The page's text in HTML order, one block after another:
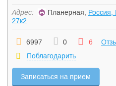
Адрес: Планерная, Россия,
27к2
6997 0 6
Поблагодарить
Записаться на прием